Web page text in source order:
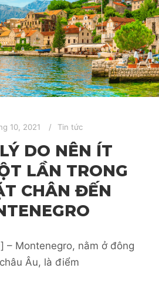
10, 2021 Tin tức
DO NÊN ÍT
LẦN TRONG
CHÂN ĐẾN
– Montenegro, nằm ở đông
Âu, là điểm